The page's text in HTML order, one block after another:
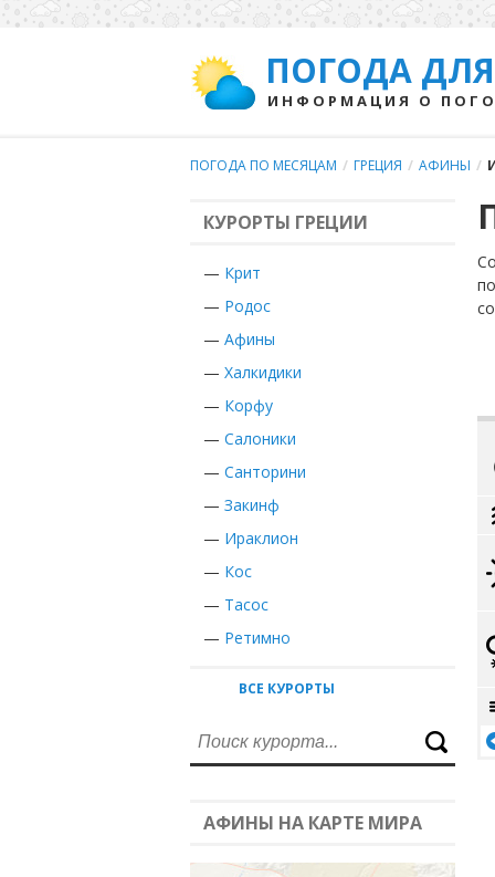
ПОГОДА
ИНФОРМАЦИЯ О
ПОГОДА ПО МЕСЯЦАМ / ГРЕЦИЯ / АФИНЫ /
КУРОРТЫ ГРЕЦИИ
— Крит
— Родос
— Афины
— Халкидики
— Корфу
— Салоники
— Санторини
— Закинф
— Ираклион
— Кос
— Тасос
— Ретимно
ВСЕ КУРОРТЫ
АФИНЫ НА КАРТЕ МИРА